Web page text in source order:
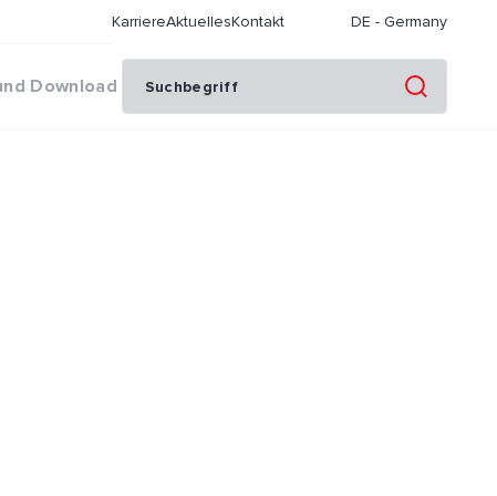
KarriereAktuellesKontakt DE - Germany
Download